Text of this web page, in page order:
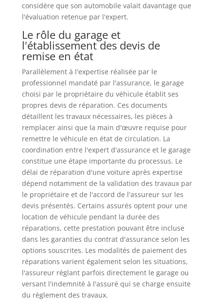
considère que son automobile valait davantage que
l'évaluation retenue par l'expert.
Le rôle du garage et
l'établissement des devis de
remise en état
Parallèlement à l'expertise réalisée par le
professionnel mandaté par l'assurance, le garage
choisi par le propriétaire du véhicule établit ses
propres devis de réparation. Ces documents
détaillent les travaux nécessaires, les pièces à
remplacer ainsi que la main d'œuvre requise pour
remettre le véhicule en état de circulation. La
coordination entre l'expert d'assurance et le garage
constitue une étape importante du processus. Le
délai de réparation d'une voiture après expertise
dépend notamment de la validation des travaux par
le propriétaire et de l'accord de l'assureur sur les
devis présentés. Certains assurés optent pour une
location de véhicule pendant la durée des
réparations, cette prestation pouvant être incluse
dans les garanties du contrat d'assurance selon les
options souscrites. Les modalités de paiement des
réparations varient également selon les situations,
l'assureur réglant parfois directement le garage ou
versant l'indemnité à l'assuré qui se charge ensuite
du règlement des travaux.